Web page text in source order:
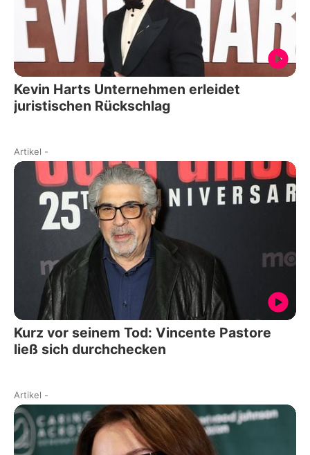
Kevin Harts Unternehmen erleidet
juristischen Rückschlag
Artikel -
Kurz vor seinem Tod: Vincente Pastore
ließ sich durchchecken
Artikel -